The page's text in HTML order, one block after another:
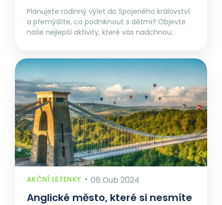
Plánujete rodinný výlet do Spojeného království
a přemýšlíte, co podniknout s dětmi? Objevte
naše nejlepší aktivity, které vás nadchnou.
AKČNÍ LETENKY 08 Dub 2024
Anglické město, které si nesmíte